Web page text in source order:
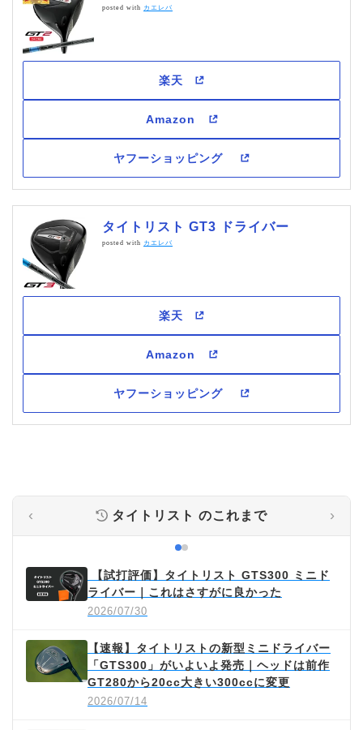
posted with カエレバ
タイトリスト GT3 ドライバー
posted with カエレバ
‹ タイトリスト のこれまで ›
【試打評価】タイトリスト GTS300 ミニド
ライバー｜これはさすがに良かった
2026/07/30
【速報】タイトリストの新型ミニドライバー
「GTS300」がいよいよ発売｜ヘッドは前作
GT280から20cc大きい300ccに変更
2026/07/14